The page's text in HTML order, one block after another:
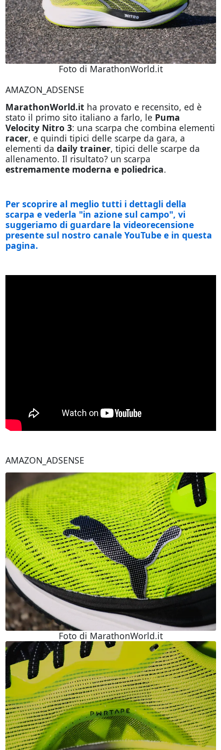
Foto di MarathonWorld.it
AMAZON_ADSENSE
MarathonWorld.it ha provato e recensito, ed è
stato il primo sito italiano a farlo, le Puma
Velocity Nitro 3: una scarpa che combina elementi
racer, e quindi tipici delle scarpe da gara, a
elementi da daily trainer, tipici delle scarpe da
allenamento. Il risultato? un scarpa
estremamente moderna e poliedrica.
Per scoprire al meglio tutti i dettagli della
scarpa e vederla "in azione sul campo", vi
suggeriamo di guardare la videorecensione
presente sul nostro canale YouTube e in questa
pagina.
AMAZON_ADSENSE
Foto di MarathonWorld.it